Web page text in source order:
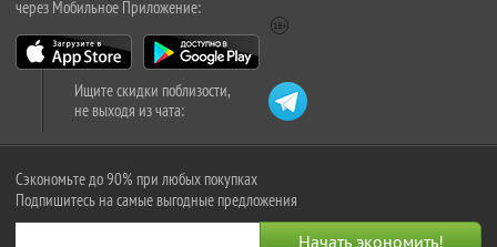
через Мобильное Приложение:
Ищите скидки поблизости,
не выходя из чата:
Сэкономьте до 90% при любых покупках
Подпишитесь на самые выгодные предложения